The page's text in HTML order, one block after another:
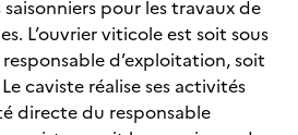
pour les travaux de
L’ouvrier viticole est soit sous
d’exploitation, soit
caviste réalise ses activités
directe du responsable